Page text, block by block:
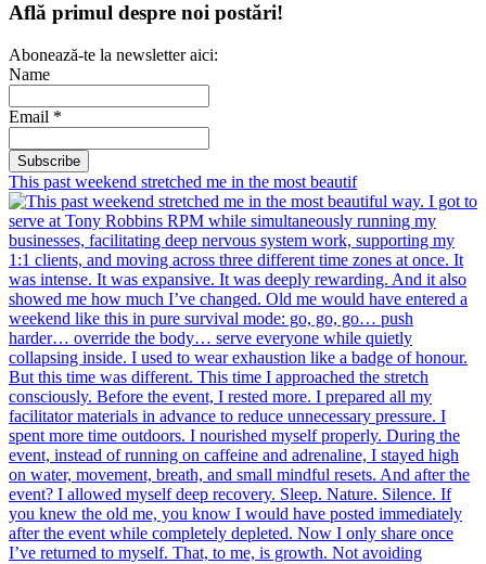
Află primul despre noi postări!
Abonează-te la newsletter aici:
Name
Email *
This past weekend stretched me in the most beautif